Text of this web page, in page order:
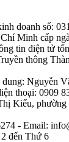
doanh số:
Minh cấp
tin điện tử
thông
Nguyễn
thoại: 0909
Kiểu,
- Email:
đến Thứ 6